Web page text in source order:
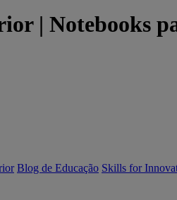
| Notebooks
Blog de Educação Skills for